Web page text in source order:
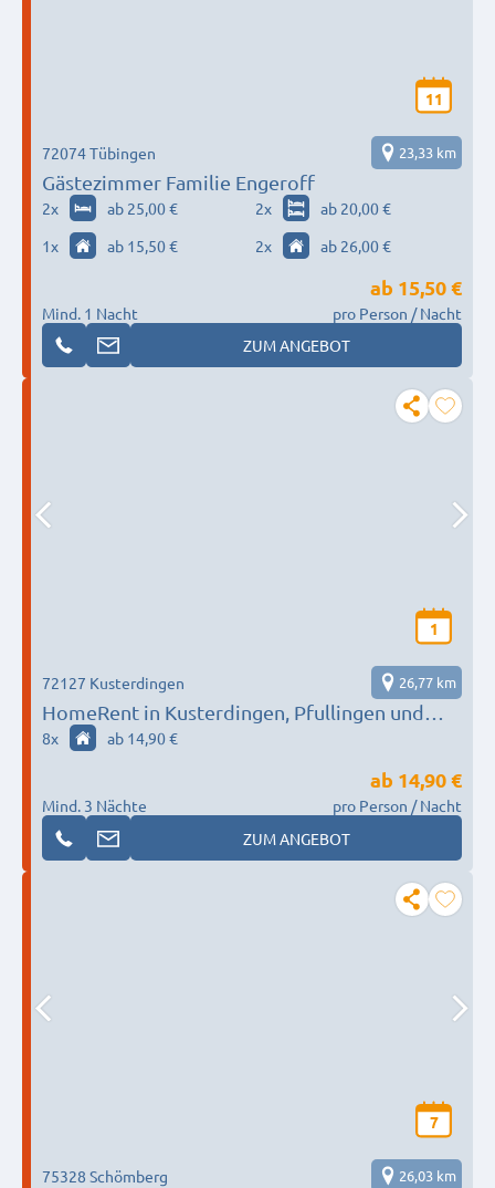
11
Gästezimmer Familie Engeroff
72074 Tübingen 23,33 km
2x ab 25,00 € 2x
ab 20,00 €
1x ab 15,50 € 2x ab 26,00 €
Mind. 1 Nacht
ab 15,50 €
pro Person / Nacht
ZUM ANGEBOT
1
HomeRent in Kusterdingen, Pfullingen und
Lichtenstein HR-55126-kusterdingen
72127 Kusterdingen 26,77 km
8x ab 14,90 €
Mind. 3 Nächte
ab 14,90 €
pro Person / Nacht
ZUM ANGEBOT
7
75328 Schömberg 26,03 km